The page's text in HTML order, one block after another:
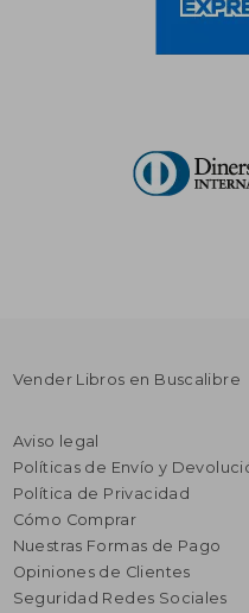
Vender Libros en Buscalibre
Aviso legal
Políticas de Envío y
Política de Privacidad
Cómo Comprar
Nuestras Formas de Pago
Opiniones de Clientes
Seguridad Redes Sociales